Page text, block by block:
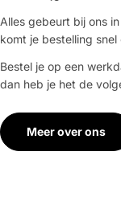
Alles gebeurt bij ons
komt je bestelling
Bestel je op een
dan heb je het de
Meer over ons